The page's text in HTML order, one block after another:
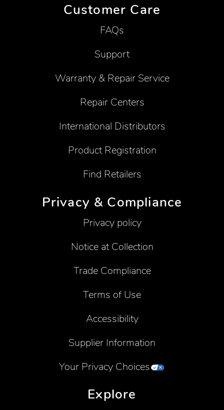
Customer Care
FAQs
Support
Warranty & Repair Service
Repair Centers
International Distributors
Product Registration
Find Retailers
Privacy & Compliance
Privacy policy
Notice at Collection
Trade Compliance
Terms of Use
Accessibility
Supplier Information
Your Privacy Choices
Explore